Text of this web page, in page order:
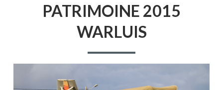
PATRIMOINE 2015
WARLUIS